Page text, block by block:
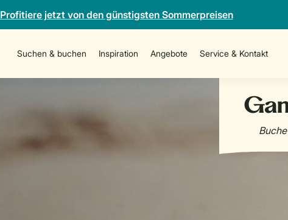
Profitiere jetzt von den günstigsten Sommerpreisen
Suchen & buchen Inspiration Angebote Service & Kontakt